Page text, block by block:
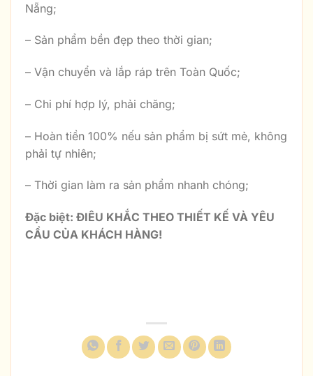
Nẵng;
– Sản phẩm bền đẹp theo thời gian;
– Vận chuyển và lắp ráp trên Toàn Quốc;
– Chi phí hợp lý, phải chăng;
– Hoàn tiền 100% nếu sản phẩm bị sứt mẻ, không
phải tự nhiên;
– Thời gian làm ra sản phẩm nhanh chóng;
Đặc biệt: ĐIÊU KHẮC THEO THIẾT KẾ VÀ YÊU
CẦU CỦA KHÁCH HÀNG!